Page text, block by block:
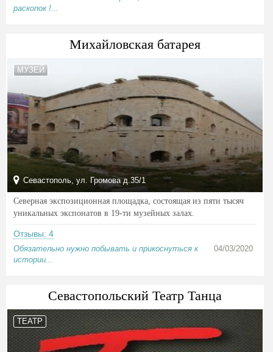
раскопок !...
Михайловская батарея
МУЗЕЙ
Севастополь, ул. Громова д.35/1
Северная экспозиционная площадка, состоящая из пяти тысяч
уникальных экспонатов в 19-ти музейных залах.
Отзывы: 4
Обязательно нужно побывать и прикоснуться к
истории...
04/03/2020
Севастопольский Театр Танца
ТЕАТР